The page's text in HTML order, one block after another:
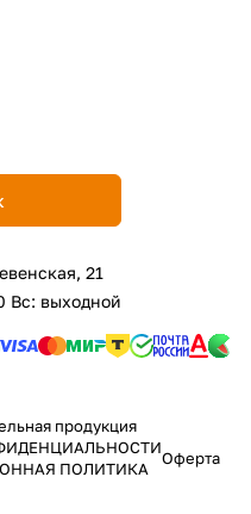
21
Вс: выходной
продукция
ПОЛИТИКА
Оферта